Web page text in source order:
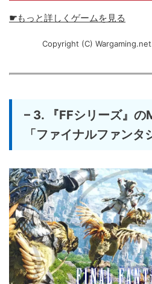
☛もっと詳しくゲームを見る
Copyright (C)
– 3. 『FFシリーズ』の
「ファイナルファンタ